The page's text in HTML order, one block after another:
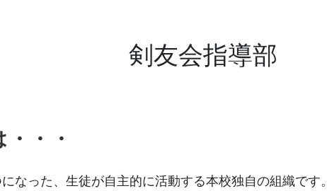
剣友会指導部
・・
なった、生徒が自主的に活動する本校独自の組織です。